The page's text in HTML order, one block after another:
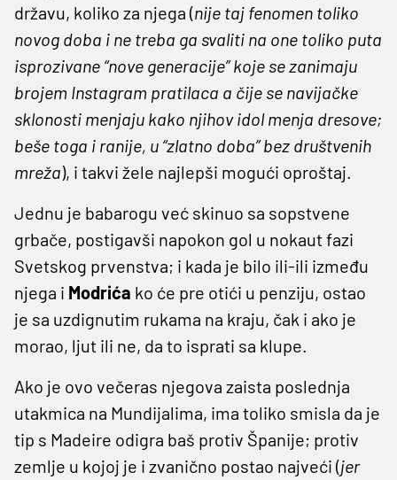
državu, koliko za njega (nije taj fenomen toliko
novog doba i ne treba ga svaliti na one toliko puta
isprozivane “nove generacije” koje se zanimaju
brojem Instagram pratilaca a čije se navijačke
sklonosti menjaju kako njihov idol menja dresove;
beše toga i ranije, u “zlatno doba” bez društvenih
mreža), i takvi žele najlepši mogući oproštaj.
Jednu je babarogu već skinuo sa sopstvene
grbače, postigavši napokon gol u nokaut fazi
Svetskog prvenstva; i kada je bilo ili-ili između
njega i Modrića ko će pre otići u penziju, ostao
je sa uzdignutim rukama na kraju, čak i ako je
morao, ljut ili ne, da to isprati sa klupe.
Ako je ovo večeras njegova zaista poslednja
utakmica na Mundijalima, ima toliko smisla da je
tip s Madeire odigra baš protiv Španije; protiv
zemlje u kojoj je i zvanično postao najveći (jer